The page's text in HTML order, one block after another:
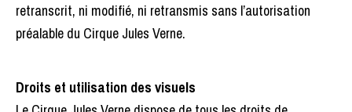
retranscrit, ni modifié, ni retransmis sans l’autorisation
préalable du Cirque Jules Verne.
Droits et utilisation des visuels